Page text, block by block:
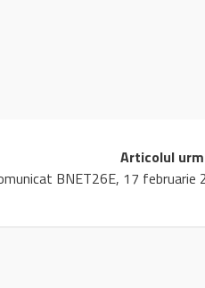
Articolul
BNET26E, 17 februarie